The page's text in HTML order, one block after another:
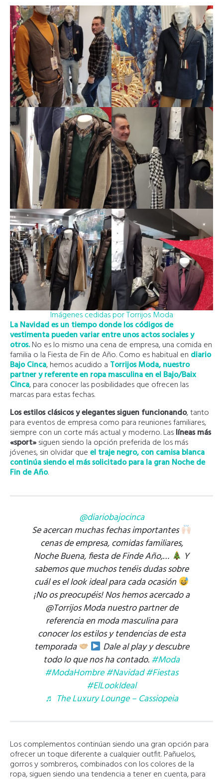
Imágenes cedidas por Torrijos Moda
La Navidad es un tiempo donde los códigos de
vestimenta pueden variar entre unos actos sociales y
otros.No es lo mismo una cena de empresa, una comida en
familia o la Fiesta de Fin de Año. Como es habitual en diario
Bajo Cinca, hemos acudido a Torrijos Moda, nuestro
partner y referente en ropa masculina en el Bajo/Baix
Cinca, para conocer las posibilidades que ofrecen las
marcas para estas fechas.
Los estilos clásicos y elegantes siguen funcionando, tanto
para eventos de empresa como para reuniones familiares,
siempre con un corte más actual y moderno. Laslíneas más
«sport»siguen siendo la opción preferida de los más
jóvenes, sin olvidar queel traje negro, con camisa blanca
continúa siendo el más solicitado para la gran Noche de
Fin de Año.
@diariobajocinca
Se acercan muchas fechas importantes
cenas de empresa, comidas familiares,
Noche Buena, fiesta de Finde Año,…
Y
sabemos que muchos tenéis dudas sobre
cuál es el look ideal para cada ocasión
¡No os preocupéis! Nos hemos acercado a
@Torrijos Moda nuestro partner de
referencia en moda masculina para
conocer los estilos y tendencias de esta
temporada
Dale al play y descubre
todo lo que nos ha contado.#Moda
#ModaHombre#Navidad#Fiestas
#ElLookIdeal
♬ The Luxury Lounge – Cassiopeia
Los complementos continúan siendo una gran opción para
ofrecer un toque diferente a cualquier outfit. Pañuelos,
gorros y sombreros, combinados con los colores de la
ropa, siguen siendo una tendencia a tener en cuenta, para